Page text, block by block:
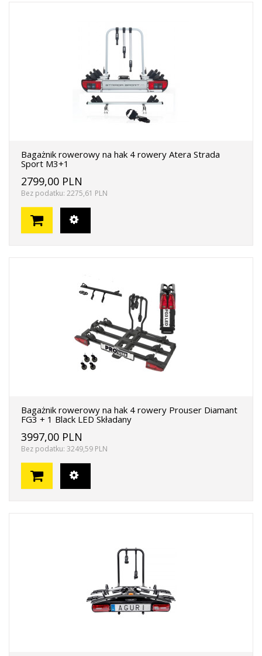
Bagażnik rowerowy na hak 4 rowery Atera Strada
Sport M3+1
2799,00 PLN
Bez podatku: 2275,61 PLN
Bagażnik rowerowy na hak 4 rowery Prouser Diamant
FG3 + 1 Black LED Składany
3997,00 PLN
Bez podatku: 3249,59 PLN